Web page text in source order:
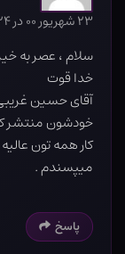
۲۳ شهریور ۰۰ در ۶:۲۴ ب٫ظ
سلام ، عصر به
خدا قوت
آقای حسین
خودشون منتشر
کار همه تون
ميپسندم .
پاسخ